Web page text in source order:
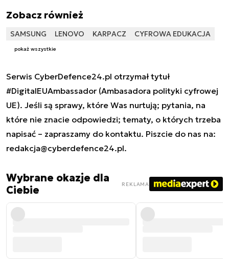
Zobacz również
SAMSUNG LENOVO KARPACZ CYFROWA EDUKACJA
pokaż wszystkie
Serwis CyberDefence24.pl otrzymał tytuł
#DigitalEUAmbassador (Ambasadora polityki cyfrowej
UE). Jeśli są sprawy, które Was nurtują; pytania, na
które nie znacie odpowiedzi; tematy, o których trzeba
napisać – zapraszamy do kontaktu. Piszcie do nas na:
redakcja@cyberdefence24.pl.
Wybrane okazje dla
Ciebie
REKLAMA